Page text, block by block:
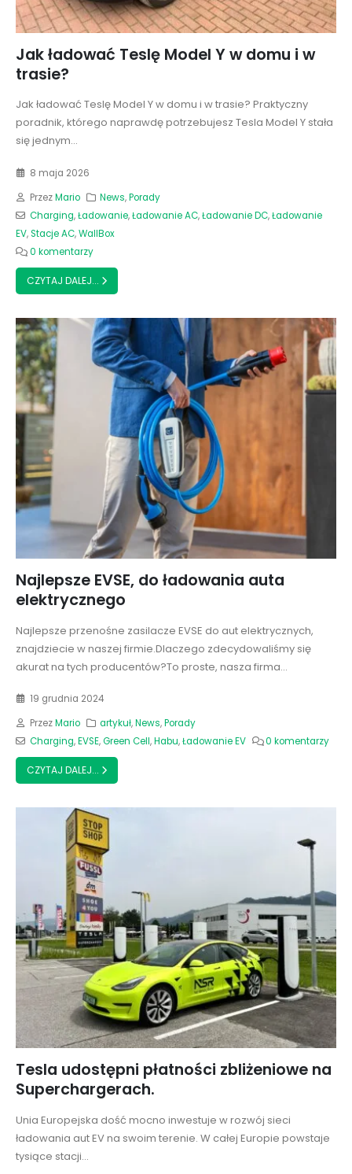
Jak ładować Teslę Model Y w domu i w
trasie?
Jak ładować Teslę Model Y w domu i w trasie? Praktyczny
poradnik, którego naprawdę potrzebujesz Tesla Model Y stała
się jednym...
8 maja 2026
PrzezMario News,Porady
Charging,Ładowanie,Ładowanie AC,Ładowanie DC,Ładowanie
EV,Stacje AC,WallBox
0 komentarzy
CZYTAJ DALEJ...
Najlepsze EVSE, do ładowania auta
elektrycznego
Najlepsze przenośne zasilacze EVSE do aut elektrycznych,
znajdziecie w naszej firmie.Dlaczego zdecydowaliśmy się
akurat na tych producentów?To proste, nasza firma...
19 grudnia 2024
PrzezMario artykuł,News,Porady
Charging,EVSE,Green Cell,Habu,Ładowanie EV 0 komentarzy
CZYTAJ DALEJ...
Tesla udostępni płatności zbliżeniowe na
Superchargerach.
Unia Europejska dość mocno inwestuje w rozwój sieci
ładowania aut EV na swoim terenie. W całej Europie powstaje
tysiące stacji...